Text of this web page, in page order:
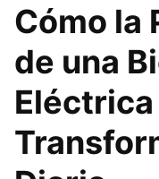
Cómo la
de una